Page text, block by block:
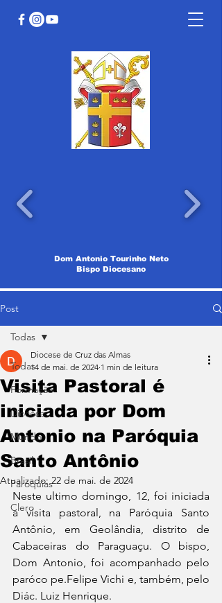
Dom Antonio Tourinho Neto
Bispo Diocesano
Post
Todas
Formação
Diocese
Mundo
Brasil
Paróquias
Clero
Todas
Visita Pastoral é
iniciada por Dom
Antonio na Paróquia
Santo Antônio
Diocese de Cruz das Almas
14 de mai. de 2024 1 min de leitura
Atualizado:22 de mai. de 2024
Neste ultimo domingo, 12, foi iniciada
a visita pastoral, na Paróquia Santo
Antônio, em Geolândia, distrito de
Cabaceiras do Paraguaçu. O bispo,
Dom Antonio, foi acompanhado pelo
paróco pe.Felipe Vichi e, também, pelo
Diác. Luiz Henrique.